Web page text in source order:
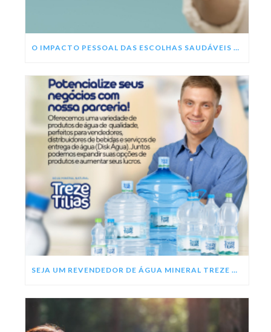
O IMPACTO PESSOAL DAS ESCOLHAS SAUDÁVEIS NESSE ANO
SEJA UM REVENDEDOR DE ÁGUA MINERAL TREZE TÍLIAS